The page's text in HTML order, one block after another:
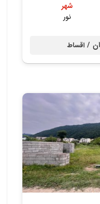
شهر
نور
اقساط